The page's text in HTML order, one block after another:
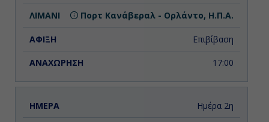
Πορτ Κανάβεραλ - Ορλάντο, Η.Π.Α.
Επιβίβαση
17:00
Ημέρα 2η